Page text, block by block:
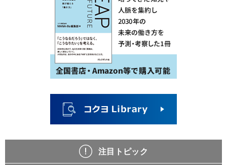
注目トピック